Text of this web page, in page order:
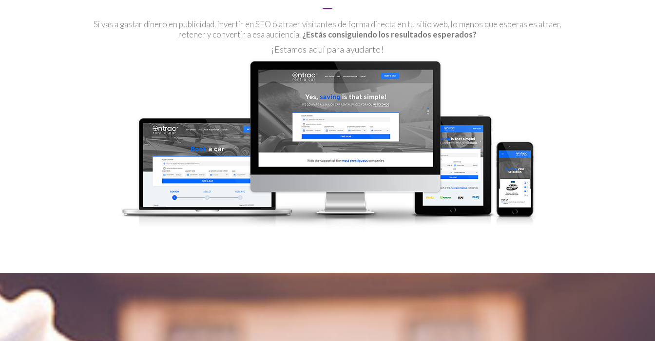
Si vas a gastar dinero en publicidad, invertir en SEO ó atraer visitantes de forma directa en tu sitio web, lo menos que esperas es atraer,
retener y convertir a esa audiencia.¿Estás consiguiendo los resultados esperados?
¡Estamos aquí para ayudarte!